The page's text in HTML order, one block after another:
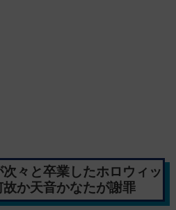
次々と卒業したホロウィッ
か天音かなたが謝罪